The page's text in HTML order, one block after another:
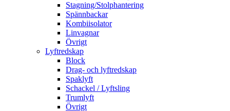
Stagning/Stolphantering
Spännbackar
Kombiisolator
Linvagnar
Övrigt
Lyftredskap
Block
Drag- och lyftredskap
Spaklyft
Schackel / Lyftsling
Trumlyft
Övrigt